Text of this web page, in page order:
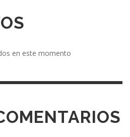
en este momento